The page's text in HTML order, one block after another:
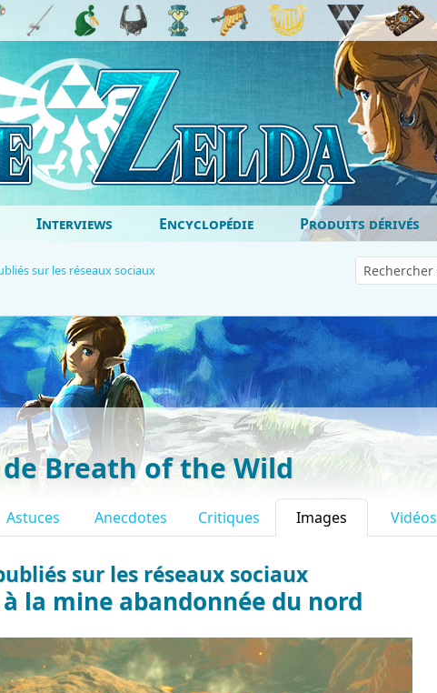
Interviews Encyclopédie Produits dérivés
sur les réseaux sociaux
Breath of the Wild
Astuces Anecdotes Critiques Images Vidéos
sur les réseaux sociaux
la mine abandonnée du nord